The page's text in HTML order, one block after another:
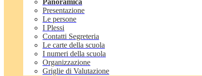
Panoramica
Presentazione
Le persone
I Plessi
Contatti Segreteria
Le carte della scuola
I numeri della scuola
Organizzazione
Griglie di Valutazione